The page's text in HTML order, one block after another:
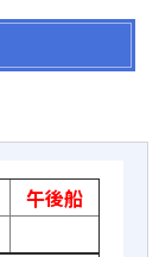
午後船